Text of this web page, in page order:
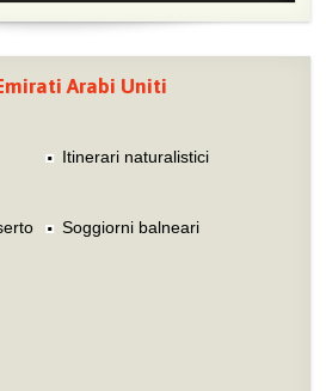
Arabi Uniti
Itinerari naturalistici
Soggiorni balneari